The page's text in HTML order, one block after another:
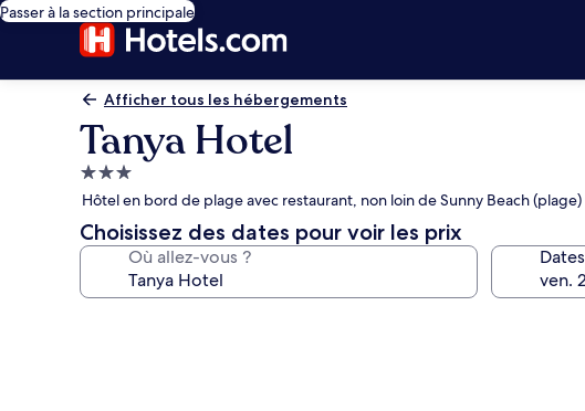
Passer à la section principale
Afficher tous les hébergements
Tanya Hotel
Hébergement
3.0 étoiles
Hôtel en bord de plage avec restaurant, non loin de Sunny Beach (plage)
Choisissez des dates pour voir les prix
Où allez-vous ? Dates